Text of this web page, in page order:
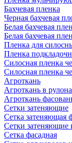
Бахчевая пленка
Черная бахчевая
Белая бахчевая
Белая бахчевая
Пленка для
Пленка
Силосная пленка
Силосная пленка
Агроткань
Агроткань в
Агроткань
Сетки затеняющие
Сетка затеняющая
Сетки затеняющие
Сетка фасадная